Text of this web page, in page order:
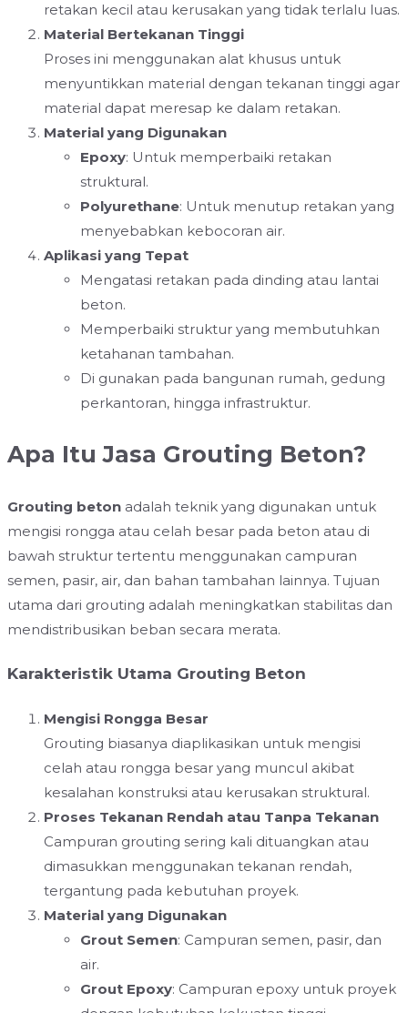
retakan kecil atau kerusakan yang tidak terlalu luas.
Material Bertekanan Tinggi
Proses ini menggunakan alat khusus untuk
menyuntikkan material dengan tekanan tinggi agar
material dapat meresap ke dalam retakan.
Material yang Digunakan
Epoxy: Untuk memperbaiki retakan
struktural.
Polyurethane: Untuk menutup retakan yang
menyebabkan kebocoran air.
Aplikasi yang Tepat
Mengatasi retakan pada dinding atau lantai
beton.
Memperbaiki struktur yang membutuhkan
ketahanan tambahan.
Di gunakan pada bangunan rumah, gedung
perkantoran, hingga infrastruktur.
Apa Itu Jasa Grouting Beton?
Grouting beton adalah teknik yang digunakan untuk
mengisi rongga atau celah besar pada beton atau di
bawah struktur tertentu menggunakan campuran
semen, pasir, air, dan bahan tambahan lainnya. Tujuan
utama dari grouting adalah meningkatkan stabilitas dan
mendistribusikan beban secara merata.
Karakteristik Utama Grouting Beton
Mengisi Rongga Besar
Grouting biasanya diaplikasikan untuk mengisi
celah atau rongga besar yang muncul akibat
kesalahan konstruksi atau kerusakan struktural.
Proses Tekanan Rendah atau Tanpa Tekanan
Campuran grouting sering kali dituangkan atau
dimasukkan menggunakan tekanan rendah,
tergantung pada kebutuhan proyek.
Material yang Digunakan
Grout Semen: Campuran semen, pasir, dan
air.
Grout Epoxy: Campuran epoxy untuk proyek